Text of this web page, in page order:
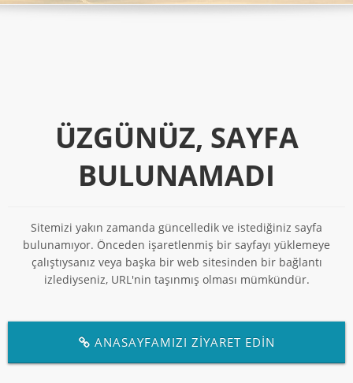
ÜZGÜNÜZ, SAYFA
BULUNAMADI
Sitemizi yakın zamanda güncelledik ve istediğiniz sayfa
bulunamıyor. Önceden işaretlenmiş bir sayfayı yüklemeye
çalıştıysanız veya başka bir web sitesinden bir bağlantı
izlediyseniz, URL'nin taşınmış olması mümkündür.
ANASAYFAMIZI ZİYARET EDİN